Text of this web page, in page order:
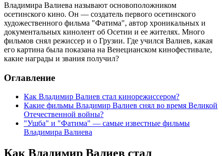
Владимира Валиева называют основоположником
осетинского кино. Он — создатель первого осетинского
художественного фильма "Фатима", автор хроникальных и
документальных кинолент об Осетии и ее жителях. Много
фильмов снял режиссер и о Грузии. Где учился Валиев, какая
его картина была показана на Венецианском кинофестивале,
какие награды и звания получил?
Оглавление
Как Владимир Валиев стал кинорежиссером?
Какие фильмы Владимир Валиев снял во время Великой
Отечественной войны?
"Ушба" и "Фатима" — самые известные фильмы
Владимира Валиева
Как Владимир Валиев стал